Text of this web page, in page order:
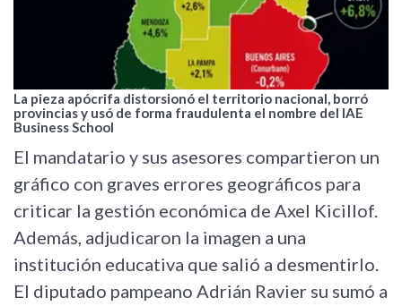
La pieza apócrifa distorsionó el territorio nacional, borró
provincias y usó de forma fraudulenta el nombre del IAE
Business School
El mandatario y sus asesores compartieron un
gráfico con graves errores geográficos para
criticar la gestión económica de Axel Kicillof.
Además, adjudicaron la imagen a una
institución educativa que salió a desmentirlo.
El diputado pampeano Adrián Ravier su sumó a